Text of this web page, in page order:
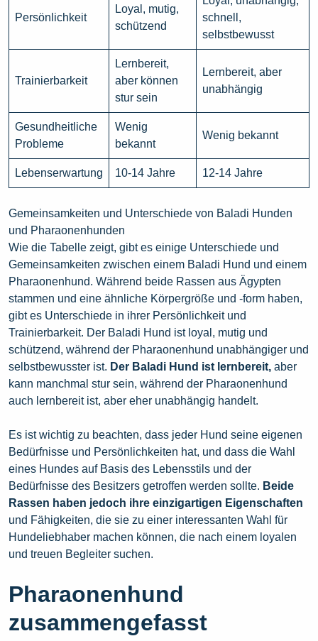
Persönlichkeit
Loyal, mutig,
schützend
schnell,
selbstbewusst
Trainierbarkeit
Lernbereit,
aber können
stur sein
Lernbereit, aber
unabhängig
Gesundheitliche
Probleme
Wenig
bekannt
Wenig bekannt
Lebenserwartung 10-14 Jahre 12-14 Jahre
Gemeinsamkeiten und Unterschiede von Baladi Hunden
und Pharaonenhunden
Wie die Tabelle zeigt, gibt es einige Unterschiede und
Gemeinsamkeiten zwischen einem Baladi Hund und einem
Pharaonenhund. Während beide Rassen aus Ägypten
stammen und eine ähnliche Körpergröße und -form haben,
gibt es Unterschiede in ihrer Persönlichkeit und
Trainierbarkeit. Der Baladi Hund ist loyal, mutig und
schützend, während der Pharaonenhund unabhängiger und
selbstbewusster ist. Der Baladi Hund ist lernbereit, aber
kann manchmal stur sein, während der Pharaonenhund
auch lernbereit ist, aber eher unabhängig handelt.
Es ist wichtig zu beachten, dass jeder Hund seine eigenen
Bedürfnisse und Persönlichkeiten hat, und dass die Wahl
eines Hundes auf Basis des Lebensstils und der
Bedürfnisse des Besitzers getroffen werden sollte. Beide
Rassen haben jedoch ihre einzigartigen Eigenschaften
und Fähigkeiten, die sie zu einer interessanten Wahl für
Hundeliebhaber machen können, die nach einem loyalen
und treuen Begleiter suchen.
Pharaonenhund
zusammengefasst